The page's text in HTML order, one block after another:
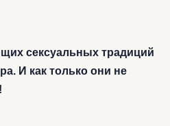
сексуальных традиций
И как только они не